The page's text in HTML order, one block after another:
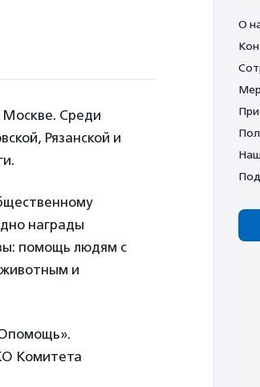
Москве. Среди
Рязанской и
награды
помощь людям с
и
Комитета
О